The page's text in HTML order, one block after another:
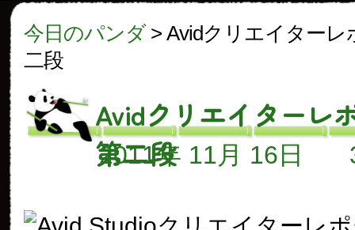
今日のパンダ> Avidクリエイターレ
二段
Avidクリエイターレ
第二段
2011年 11月 16日